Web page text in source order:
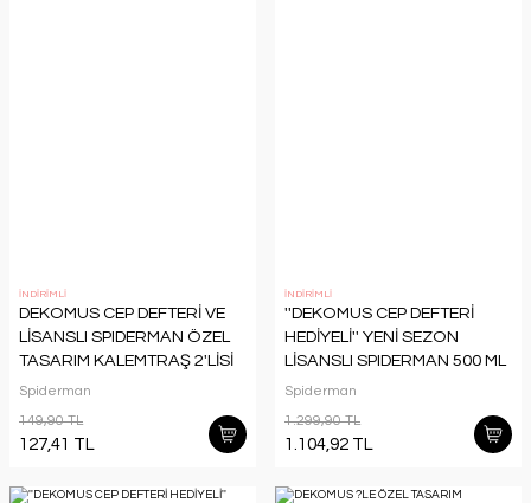
İNDİRİMLİ
DEKOMUS CEP DEFTERİ VE
LİSANSLI SPIDERMAN ÖZEL
TASARIM KALEMTRAŞ 2'LİSİ
Spiderman
149,90 TL
127,41 TL
İNDİRİMLİ
''DEKOMUS CEP DEFTERİ
HEDİYELİ'' YENİ SEZON
LİSANSLI SPIDERMAN 500 ML
ÇELİK TERMOS
Spiderman
1.299,90 TL
1.104,92 TL